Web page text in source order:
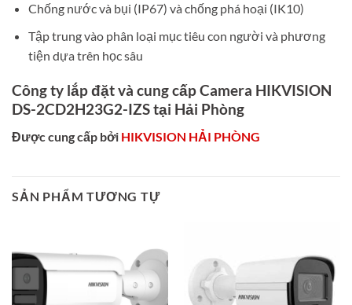
Chống nước và bụi (IP67) và chống phá hoại (IK10)
Tập trung vào phân loại mục tiêu con người và phương
tiện dựa trên học sâu
Công ty lắp đặt và cung cấp Camera HIKVISION
DS-2CD2H23G2-IZS tại Hải Phòng
Được cung cấp bởi HIKVISION HẢI PHÒNG
SẢN PHẨM TƯƠNG TỰ